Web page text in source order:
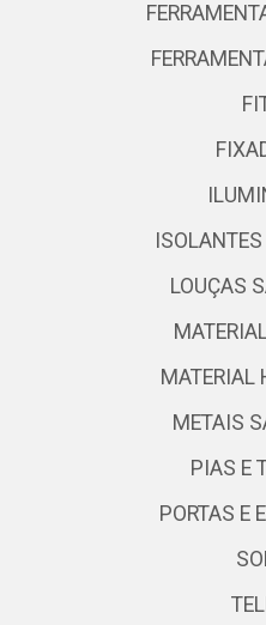
LOUÇAS
MATERIAL
METAIS
PIAS E
PORTAS E